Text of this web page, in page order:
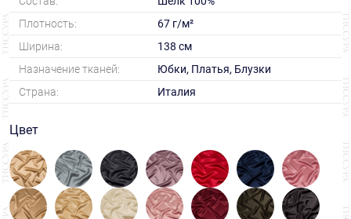
Плотность:
67 г/м²
Ширина:
138 см
Назначение тканей:
Юбки, Платья, Блузки
Страна:
Италия
Цвет